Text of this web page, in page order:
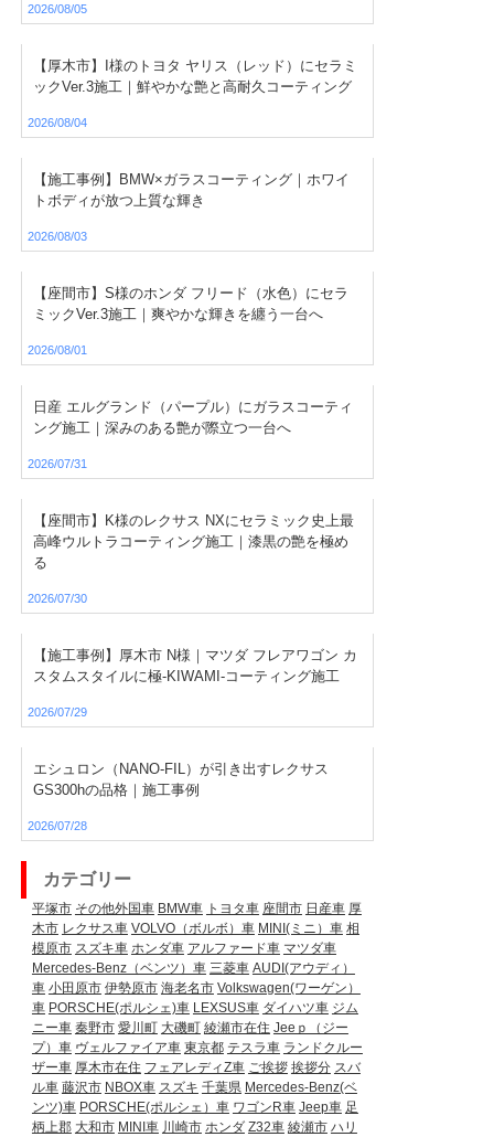
2026/08/05
【厚木市】I様のトヨタ ヤリス（レッド）にセラミ
ックVer.3施工｜鮮やかな艶と高耐久コーティング
2026/08/04
【施工事例】BMW×ガラスコーティング｜ホワイ
トボディが放つ上質な輝き
2026/08/03
【座間市】S様のホンダ フリード（水色）にセラ
ミックVer.3施工｜爽やかな輝きを纏う一台へ
2026/08/01
日産 エルグランド（パープル）にガラスコーティ
ング施工｜深みのある艶が際立つ一台へ
2026/07/31
【座間市】K様のレクサス NXにセラミック史上最
高峰ウルトラコーティング施工｜漆黒の艶を極め
る
2026/07/30
【施工事例】厚木市 N様｜マツダ フレアワゴン カ
スタムスタイルに極-KIWAMI-コーティング施工
2026/07/29
エシュロン（NANO-FIL）が引き出すレクサス
GS300hの品格｜施工事例
2026/07/28
カテゴリー
平塚市 その他外国車 BMW車 トヨタ車 座間市 日産車 厚
木市 レクサス車 VOLVO（ボルボ）車 MINI(ミニ）車 相
模原市 スズキ車 ホンダ車 アルファード車 マツダ車
Mercedes-Benz（ベンツ）車 三菱車 AUDI(アウディ）
車 小田原市 伊勢原市 海老名市 Volkswagen(ワーゲン）
車 PORSCHE(ポルシェ)車 LEXSUS車 ダイハツ車 ジム
ニー車 秦野市 愛川町 大磯町 綾瀬市在住 Jeeｐ（ジー
プ）車 ヴェルファイア車 東京都 テスラ車 ランドクルー
ザー車 厚木市在住 フェアレディZ車 ご挨拶 挨拶分 スバ
ル車 藤沢市 NBOX車 スズキ 千葉県 Mercedes-Benz(ベ
ンツ)車 PORSCHE(ポルシェ）車 ワゴンR車 Jeep車 足
柄上郡 大和市 MINI車 川崎市 ホンダ Z32車 綾瀬市 ハリ